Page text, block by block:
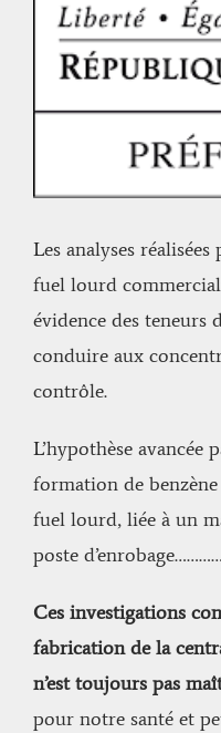
Les analyses
fuel lourd
évidence des teneurs
conduire aux
contrôle.
L’hypothèse avancée
formation de
fuel lourd, liée à un
poste
Ces investigations
fabrication de la
n’est toujours pas
pour notre santé et